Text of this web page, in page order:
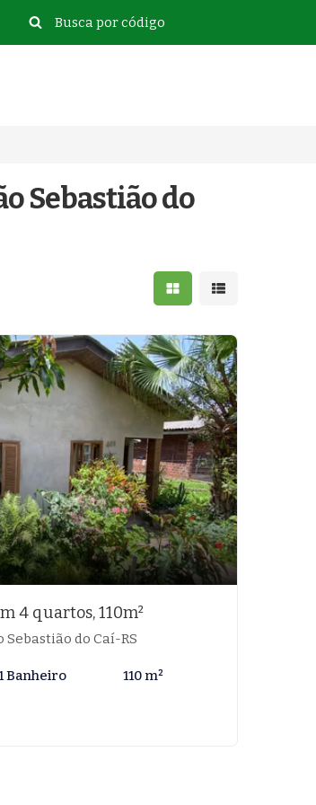
Sebastião do
Mostrar resultados
Mostrar
4 quartos, 110m²
Sebastião do Caí-RS
Banheiro 110 m²